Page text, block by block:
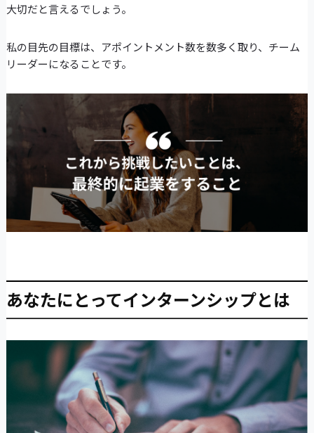
大切だと言えるでしょう。
私の目先の目標は、アポイントメント数を数多く取り、チーム
リーダーになることです。
あなたにとってインターンシップとは